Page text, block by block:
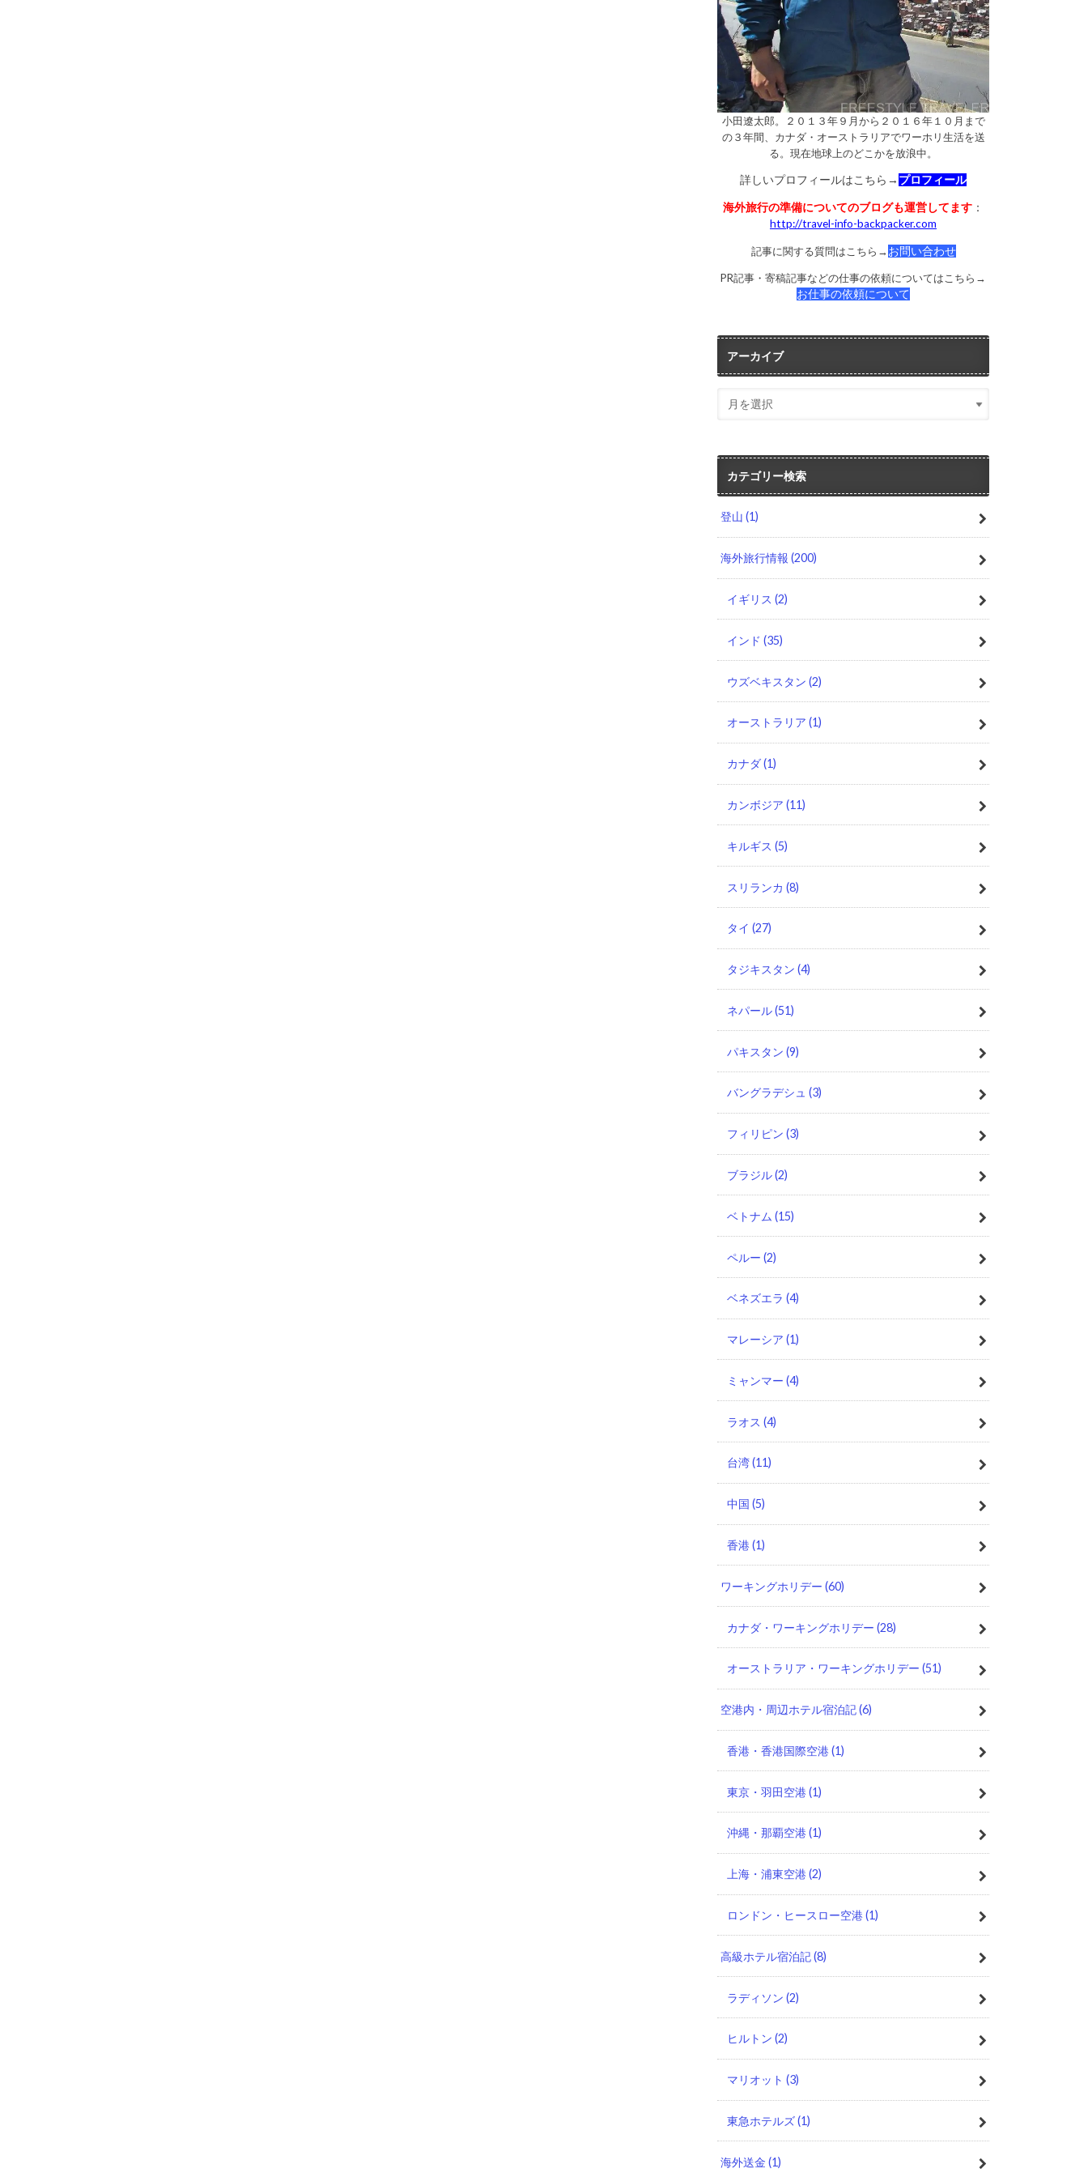
小田遼太郎。２０１３年９月から２０１６年１０月まで
の３年間、カナダ・オーストラリアでワーホリ生活を送
る。現在地球上のどこかを放浪中。
詳しいプロフィールはこちら→ プロフィール
海外旅行の準備についてのブログも運営してます ：
http://travel-info-backpacker.com
記事に関する質問はこちら→お問い合わせ
PR記事・寄稿記事などの仕事の依頼についてはこちら→
お仕事の依頼について
アーカイブ
カテゴリー検索
登山(1)
海外旅行情報(200)
イギリス (2)
インド (35)
ウズベキスタン (2)
オーストラリア (1)
カナダ(1)
カンボジア (11)
キルギス (5)
スリランカ (8)
タイ (27)
タジキスタン (4)
ネパール(51)
パキスタン (9)
バングラデシュ (3)
フィリピン (3)
ブラジル(2)
ベトナム (15)
ペルー (2)
ベネズエラ (4)
マレーシア (1)
ミャンマー (4)
ラオス (4)
台湾(11)
中国 (5)
香港(1)
ワーキングホリデー(60)
カナダ・ワーキングホリデー (28)
オーストラリア・ワーキングホリデー (51)
空港内・周辺ホテル宿泊記(6)
香港・香港国際空港(1)
東京・羽田空港(1)
沖縄・那覇空港(1)
上海・浦東空港(2)
ロンドン・ヒースロー空港(1)
高級ホテル宿泊記(8)
ラディソン (2)
ヒルトン (2)
マリオット (3)
東急ホテルズ(1)
海外送金(1)